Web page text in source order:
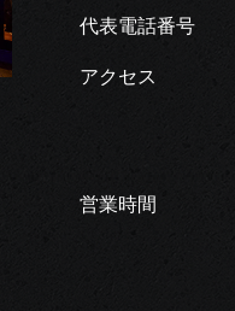
代表電話番号
アクセス
営業時間